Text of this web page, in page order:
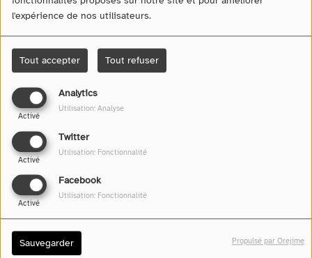
l'expérience de nos utilisateurs.
Tout accepter Tout refuser
Analytics
Activé
Utilisation: Analyse
Twitter
Activé
Utilisation: Fonctionnalité
Facebook
Activé
Utilisation: Fonctionnalité
Sauvegarder Propulsé par Orejime
26 janvier 2026 - 9013 vues